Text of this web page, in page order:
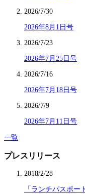
2026/7/30
2026年8月1日号
2026/7/23
2026年7月25日号
2026/7/16
2026年7月18日号
2026/7/9
2026年7月11日号
一覧
プレスリリース
2018/2/28
「ランチパスポ